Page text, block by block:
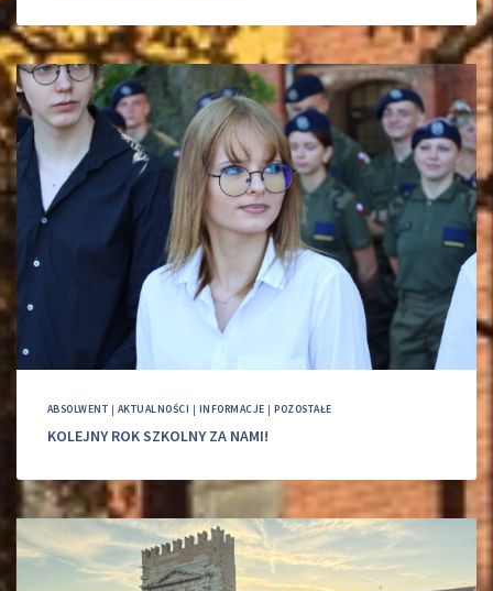
ABSOLWENT | AKTUALNOŚCI | INFORMACJE |POZOSTAŁE
KOLEJNY ROK SZKOLNY ZA NAMI!